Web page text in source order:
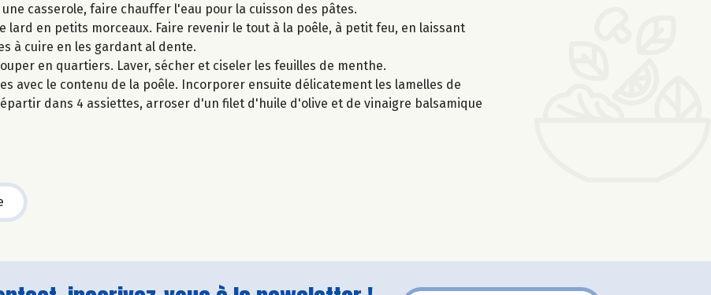
casserole, faire chauffer l'eau pour la cuisson des pâtes.
lard en petits morceaux. Faire revenir le tout à la poêle, à petit feu, en laissant
à cuire en les gardant al dente.
en quartiers. Laver, sécher et ciseler les feuilles de menthe.
avec le contenu de la poêle. Incorporer ensuite délicatement les lamelles de
dans 4 assiettes, arroser d'un filet d'huile d'olive et de vinaigre balsamique